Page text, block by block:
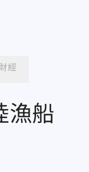
經
漁船